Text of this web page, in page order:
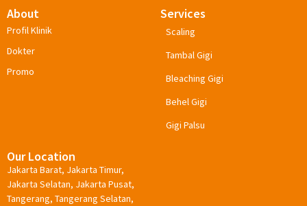
About
Profil Klinik
Dokter
Promo
Services
Scaling
Tambal Gigi
Bleaching Gigi
Behel Gigi
Gigi Palsu
Our Location
Jakarta Barat, Jakarta Timur,
Jakarta Selatan, Jakarta Pusat,
Tangerang, Tangerang Selatan,